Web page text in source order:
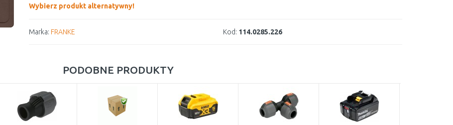
Wybierz produkt alternatywny!
Marka: FRANKE Kod: 114.0285.226
PODOBNE PRODUKTY